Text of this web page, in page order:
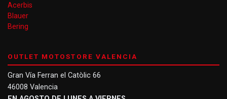
Acerbis
Blauer
Bering
OUTLET MOTOSTORE VALENCIA
Gran Vía Ferran el Catòlic 66
46008 Valencia